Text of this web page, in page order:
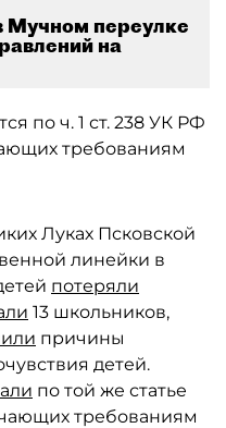
Мучном переулке
на
по ч. 1 ст. 238 УК РФ
требованиям
Луках Псковской
линейки в
потеряли
13 школьников,
причины
детей.
по той же статье
требованиям